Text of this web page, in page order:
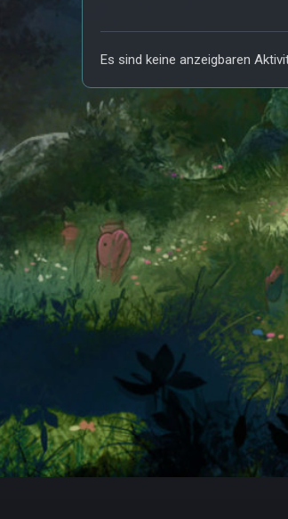
Es sind keine anzeigbaren